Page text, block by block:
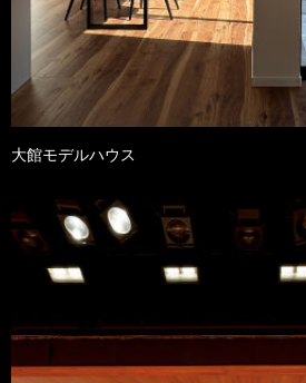
大館モデルハウス